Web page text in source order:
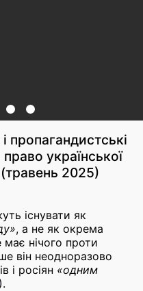
пропагандистські
української
(травень 2025)
існувати як
, а не як окрема
нічого проти
він неодноразово
і росіян «одним
).